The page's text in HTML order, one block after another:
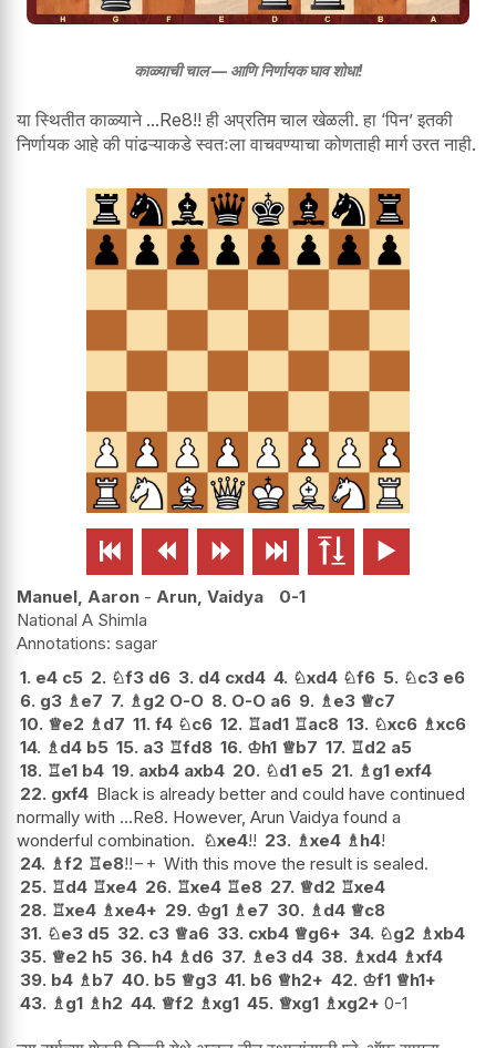
काळ्याची चाल — आणि निर्णायक घाव शोधा!
या स्थितीत काळ्याने ...Re8!! ही अप्रतिम चाल खेळली. हा ‘पिन’ इतकी
निर्णायक आहे की पांढऱ्याकडे स्वतःला वाचवण्याचा कोणताही मार्ग उरत नाही.
     
Manuel, Aaron - Arun, Vaidya
0-1
National A Shimla
sagar
1. e4 c5 2. ♘f3 d6 3. d4 cxd4 4. ♘xd4 ♘f6 5. ♘c3 e6
6. g3 ♗ e7 7. ♗ g2 O-O 8. O-O a6 9. ♗ e3 ♕c7
10. ♕e2 ♗ d7 11. f4 ♘c6 12. ♖ad1 ♖ac8 13. ♘xc6 ♗xc6
14. ♗ d4 b5 15. a3 ♖fd8 16. ♔h1 ♕b7 17. ♖d2 a5
18. ♖e1 b4 19. axb4 axb4 20. ♘d1 e5 21. ♗ g1 exf4
22. gxf4 Black is already better and could have continued
normally with ...Re8. However, Arun Vaidya found a
wonderful combination. ♘xe4!! 23. ♗xe4 ♗ h4!
24. ♗f2 ♖e8!!−+ With this move the result is sealed.
25. ♖d4 ♖xe4 26. ♖xe4 ♖e8 27. ♕d2 ♖xe4
28. ♖xe4 ♗xe4+ 29. ♔g1 ♗ e7 30. ♗ d4 ♕c8
31. ♘e3 d5 32. c3 ♕a6 33. cxb4 ♕g6+ 34. ♘g2 ♗xb4
35. ♕e2 h5 36. h4 ♗ d6 37. ♗ e3 d4 38. ♗xd4 ♗xf4
39. b4 ♗ b7 40. b5 ♕g3 41. b6 ♕h2+ 42. ♔f1 ♕h1+
43. ♗ g1 ♗ h2 44. ♕f2 ♗xg1 45. ♕xg1 ♗xg2+ 0-1